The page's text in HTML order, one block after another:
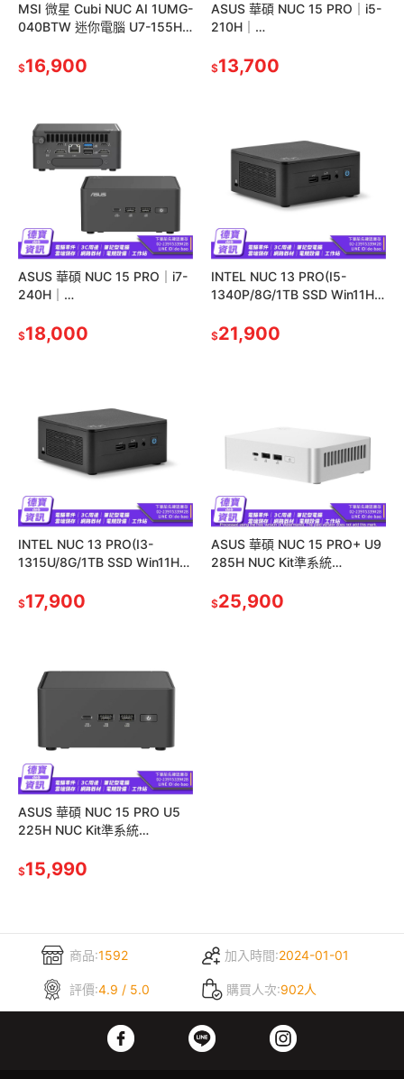
MSI 微星 Cubi NUC AI 1UMG-
040BTW 迷你電腦 U7-155H
$16,900
ASUS 華碩 NUC 15 PRO｜i5-
210H｜
統 迷你電腦 光華 公司貨
$13,700
ASUS 華碩 NUC 15 PRO｜i7-
240H｜
統 迷你電腦 光華 公司貨
$18,000
INTEL NUC 13 PRO(I5-
1340P/8G/1TB SSD Win11H
$21,900
INTEL NUC 13 PRO(I3-
1315U/8G/1TB SSD Win11H
$17,900
ASUS 華碩 NUC 15 PRO+ U9
285H NUC Kit準系統
$25,900
ASUS 華碩 NUC 15 PRO U5
225H NUC Kit準系統
$15,990
商品:1592 加入時間:2024-01-01
評價:4.9 / 5.0 購買人次:902人